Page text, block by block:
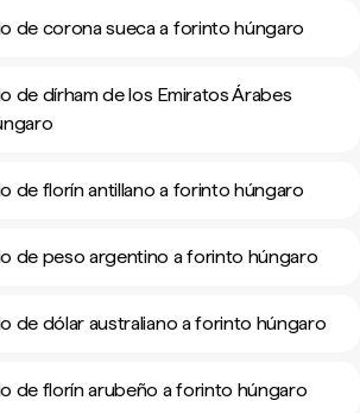
de corona sueca a forinto húngaro
de dírham de los Emiratos Árabes
de florín antillano a forinto húngaro
de peso argentino a forinto húngaro
de dólar australiano a forinto húngaro
de florín arubeño a forinto húngaro